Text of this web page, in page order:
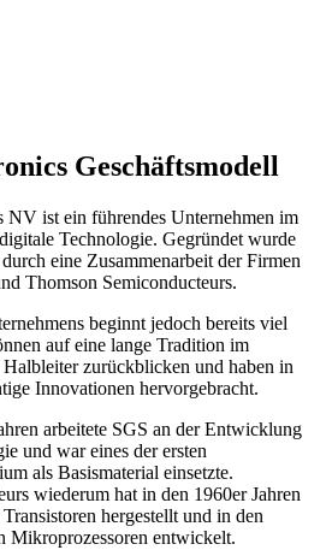
Geschäftsmodell
ist ein führendes Unternehmen im
Technologie. Gegründet wurde
eine Zusammenarbeit der Firmen
Thomson Semiconducteurs.
beginnt jedoch bereits viel
auf eine lange Tradition im
zurückblicken und haben in
Innovationen hervorgebracht.
arbeitete SGS an der Entwicklung
und war eines der ersten
als Basismaterial einsetzte.
wiederum hat in den 1960er Jahren
hergestellt und in den
Mikroprozessoren entwickelt.